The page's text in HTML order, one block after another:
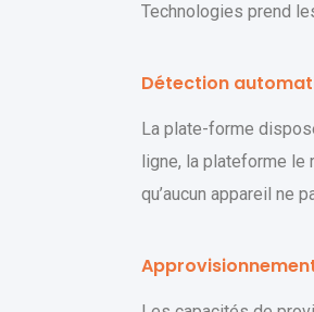
Technologies prend
Détection
La plate-forme
ligne, la plateforme
qu’aucun appareil ne